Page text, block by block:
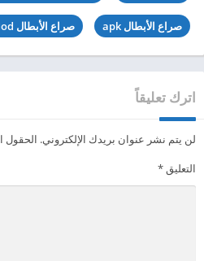
صراع الأبطال apk صراع الأبطال Apk Mod
اترك تعليقاً
لن يتم نشر عنوان بريدك الإلكتروني. الحقول
التعليق*